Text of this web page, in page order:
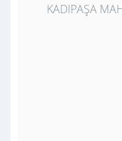
KADIPAŞA